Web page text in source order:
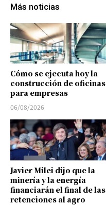
Más noticias
Cómo se ejecuta hoy la
construcción de oficinas
para empresas
06/08/2026
Javier Milei dijo que la
minería y la energía
financiarán el final de las
retenciones al agro